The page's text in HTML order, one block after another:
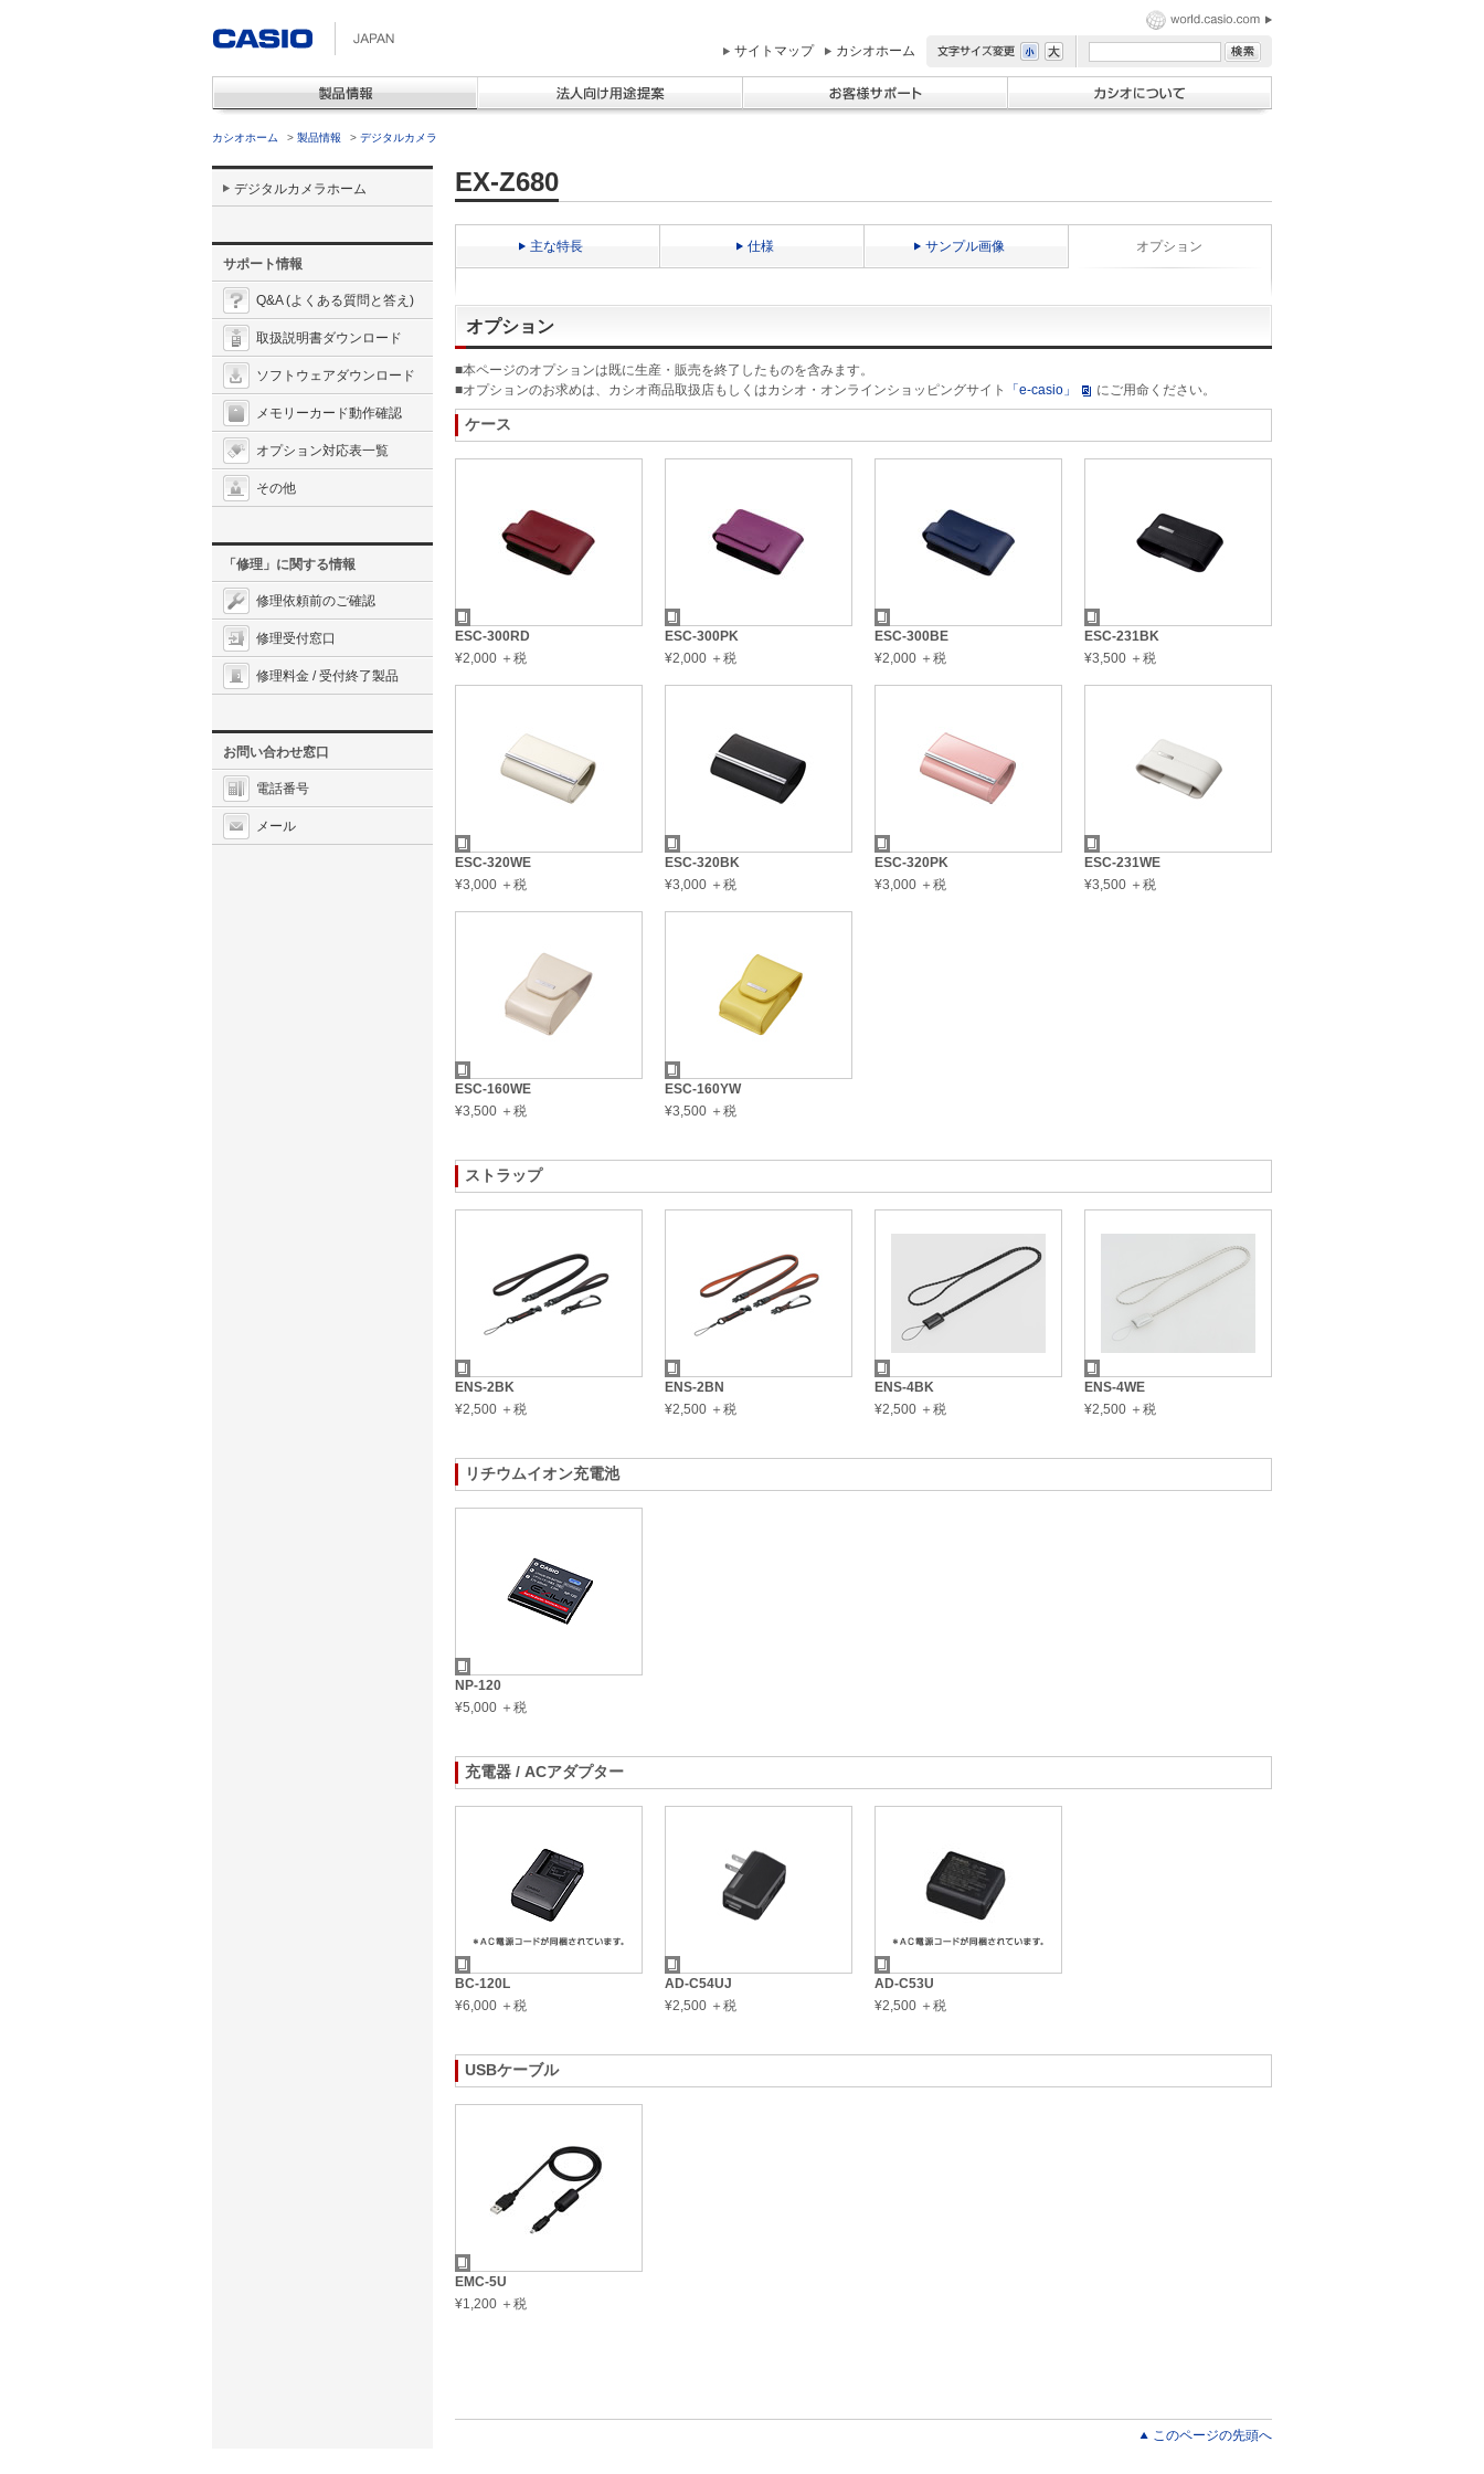
カシオホーム
サイトマップ
カシオホーム >製品情報 >デジタルカメラ
EX-Z680
主な特長 仕様 サンプル画像 オプション
オプション
■本ページのオプションは既に生産・販売を終了したものを含みます。
■オプションのお求めは、カシオ商品取扱店もしくはカシオ・オンラインショッピングサイト
「e-casio」 にご用命ください。
ケース
ESC-300RD
¥2,000 ＋税
ESC-300PK
¥2,000 ＋税
ESC-300BE
¥2,000 ＋税
ESC-231BK
¥3,500 ＋税
ESC-320WE
¥3,000 ＋税
ESC-320BK
¥3,000 ＋税
ESC-320PK
¥3,000 ＋税
ESC-231WE
¥3,500 ＋税
ESC-160WE
¥3,500 ＋税
ESC-160YW
¥3,500 ＋税
ストラップ
ENS-2BK
¥2,500 ＋税
ENS-2BN
¥2,500 ＋税
ENS-4BK
¥2,500 ＋税
ENS-4WE
¥2,500 ＋税
リチウムイオン充電池
NP-120
¥5,000 ＋税
充電器 / ACアダプター
BC-120L
¥6,000 ＋税
AD-C54UJ
¥2,500 ＋税
AD-C53U
¥2,500 ＋税
USBケーブル
EMC-5U
¥1,200 ＋税
デジタルカメラホーム
サポート情報
Q&A (よくある質問と答え)
取扱説明書ダウンロード
ソフトウェアダウンロード
メモリーカード動作確認
オプション対応表一覧
その他
「修理」に関する情報
修理依頼前のご確認
修理受付窓口
修理料金 / 受付終了製品
お問い合わせ窓口
電話番号
メール
このページの先頭へ